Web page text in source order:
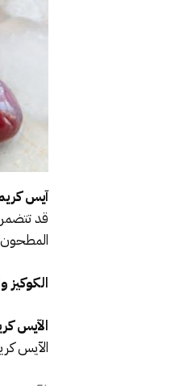
آيس
قد
الكوكيز
الآيس
الآيس